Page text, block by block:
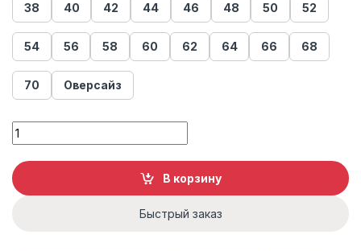
38 40 42 44 46 48 50 52
54 56 58 60 62 64 66 68
70 Оверсайз
Кожаная куртка мужская Steel 2891 quantity
В корзину
Быстрый заказ